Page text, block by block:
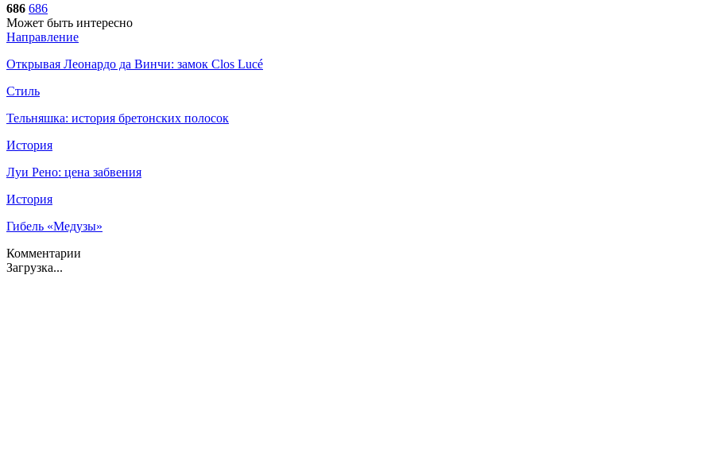
686 686
Может быть интересно
Направление
Открывая Леонардо да Винчи: замок Clos Lucé
Стиль
Тельняшка: история бретонских полосок
История
Луи Рено: цена забвения
История
Гибель «Медузы»
Комментарии
Загрузка...